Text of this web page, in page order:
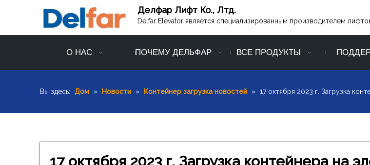
Делфар Лифт Ко., Лтд.
Delfar Elevator является специализированным производителем
О НАС ПОЧЕМУ ДЕЛЬФАР ВСЕ ПРОДУКТЫ
Вы здесь: Дом » Новости » Контейнер загрузка новостей » 17 октября 2023 г. Загрузка
17 октября 2023 г. Загрузка контейнера на